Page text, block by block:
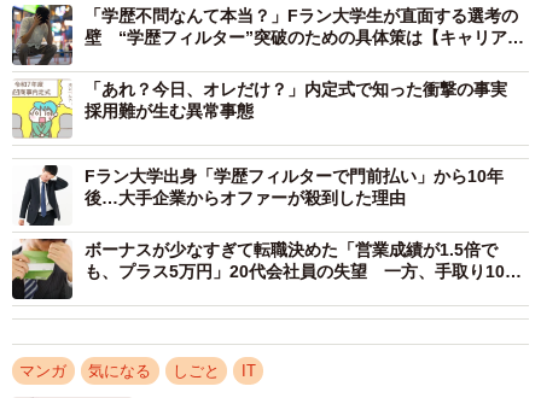
かったと思います」
「学歴不問なんて本当？」Fラン大学生が直面する選考の
壁 “学歴フィルター”突破のための具体策は【キャリアカ
「あれ？今日、オレだけ？」内定式で知った衝撃の事実
採用難が生む異常事態
Fラン大学出身「学歴フィルターで門前払い」から10年
後…大手企業からオファーが殺到した理由
ボーナスが少なすぎて転職決めた「営業成績が1.5倍で
も、プラス5万円」20代会社員の失望 一方、手取り100
マンガ 気になる しごと IT